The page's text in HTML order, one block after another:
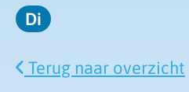
Dinsdag
Di
Terug naar overzicht